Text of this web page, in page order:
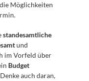
Möglichkeiten
standesamtliche
und
im Vorfeld über
Budget
auch daran,